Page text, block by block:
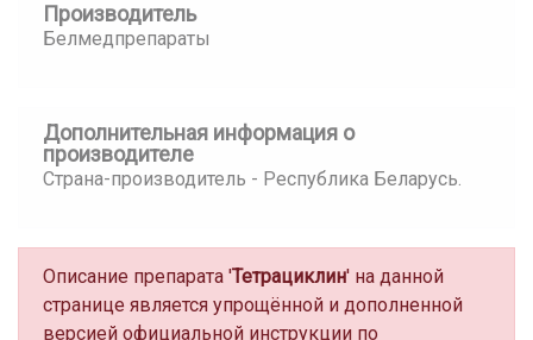
Производитель
Белмедпрепараты
Дополнительная информация о
производителе
Страна-производитель - Республика Беларусь.
Описание препарата 'Тетрациклин' на данной
странице является упрощённой и дополненной
версией официальной инструкции по